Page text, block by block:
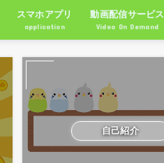
スマホアプリ
application
動画配信サービス
Video On Demand
自己紹介